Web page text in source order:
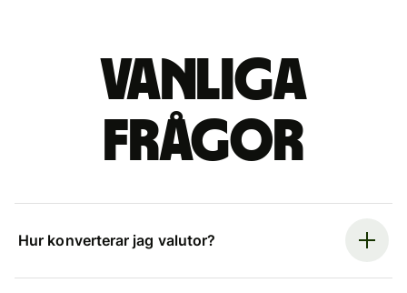
Vanliga
frågor
Hur konverterar jag valutor?